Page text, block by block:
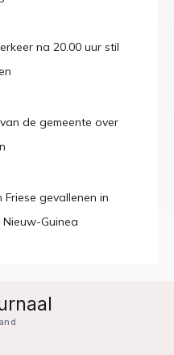
na 20.00 uur stil
de gemeente over
gevallenen in
Guinea